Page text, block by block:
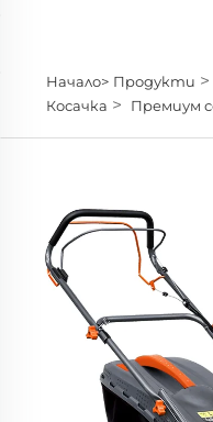
Начало> Продукти >
Косачка > Премиум